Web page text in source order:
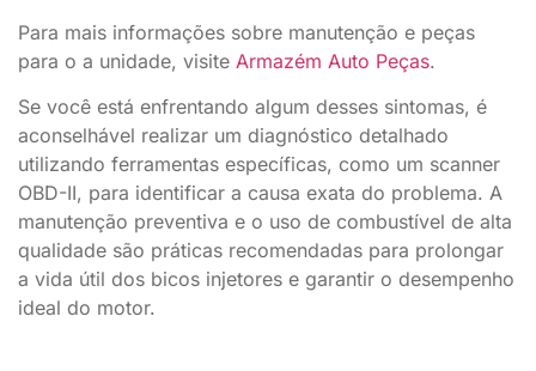
Para mais informações sobre manutenção e peças
para o a unidade, visite Armazém Auto Peças.
Se você está enfrentando algum desses sintomas, é
aconselhável realizar um diagnóstico detalhado
utilizando ferramentas específicas, como um scanner
OBD-II, para identificar a causa exata do problema. A
manutenção preventiva e o uso de combustível de alta
qualidade são práticas recomendadas para prolongar
a vida útil dos bicos injetores e garantir o desempenho
ideal do motor.